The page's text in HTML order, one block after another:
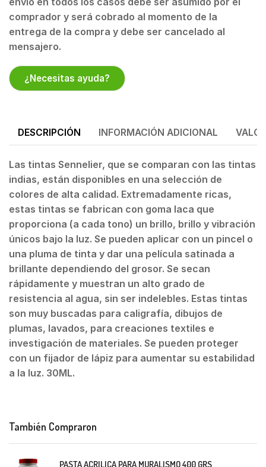
comprador y será cobrado al momento de la
entrega de la compra y debe ser cancelado al
mensajero.
¿Necesitas ayuda?
DESCRIPCIÓN INFORMACIÓN ADICIONAL
Las tintas Sennelier, que se comparan con las tintas
indias, están disponibles en una selección de
colores de alta calidad. Extremadamente ricas,
estas tintas se fabrican con goma laca que
proporciona (a cada tono) un brillo, brillo y vibración
únicos bajo la luz. Se pueden aplicar con un pincel o
una pluma de tinta y dar una película satinada a
brillante dependiendo del grosor. Se secan
rápidamente y muestran un alto grado de
resistencia al agua, sin ser indelebles. Estas tintas
son muy buscadas para caligrafía, dibujos de
plumas, lavados, para creaciones textiles e
investigación de materiales. Se pueden proteger
con un fijador de lápiz para aumentar su estabilidad
a la luz. 30ML.
También Compraron
PASTA ACRILICA PARA MURALISMO 400 GRS